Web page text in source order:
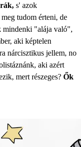
s' azok
tudom érteni, de
mindenki "alája való",
aki képtelen
nárcisztikus jellem, no
aki azért
mert részeges? Ők